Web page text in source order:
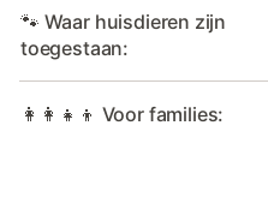
🐾 Waar huisdieren zijn
toegestaan:
👩‍👩‍👧‍👦 Voor families: